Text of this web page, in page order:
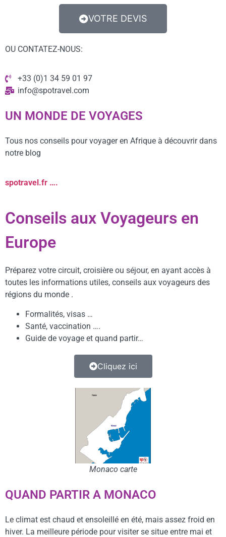
VOTRE DEVIS
OU CONTATEZ-NOUS:
+33 (0)1 34 59 01 97
info@spotravel.com
UN MONDE DE VOYAGES
Tous nos conseils pour voyager en Afrique à découvrir dans
notre blog
spotravel.fr ….
Conseils aux Voyageurs en
Europe
Préparez votre circuit, croisière ou séjour, en ayant accès à
toutes les informations utiles, conseils aux voyageurs des
régions du monde .
Formalités, visas …
Santé, vaccination ….
Guide de voyage et quand partir…
Cliquez ici
Monaco carte
QUAND PARTIR A MONACO
Le climat est chaud et ensoleillé en été, mais assez froid en
hiver. La meilleure période pour visiter se situe entre mai et